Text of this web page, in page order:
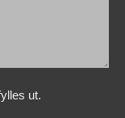
ut.